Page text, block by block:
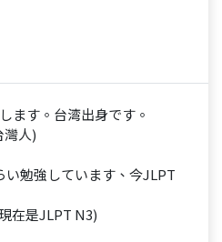
ます。台湾出身です。
灣人)
勉強しています、今JLPT
在是JLPT N3)